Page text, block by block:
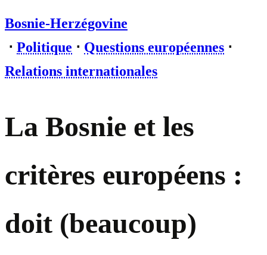
Bosnie-Herzégovine
⋅ Politique ⋅ Questions européennes ⋅
Relations internationales
La Bosnie et les
critères européens :
doit (beaucoup)